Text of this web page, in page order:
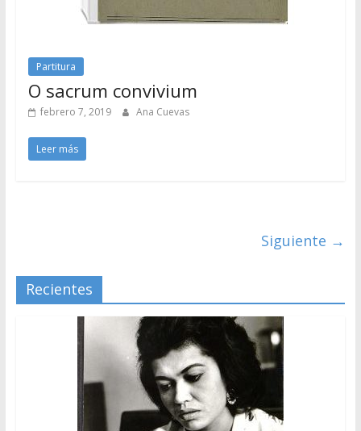
Partitura
O sacrum convivium
febrero 7, 2019 Ana Cuevas
Leer más
Siguiente →
Recientes